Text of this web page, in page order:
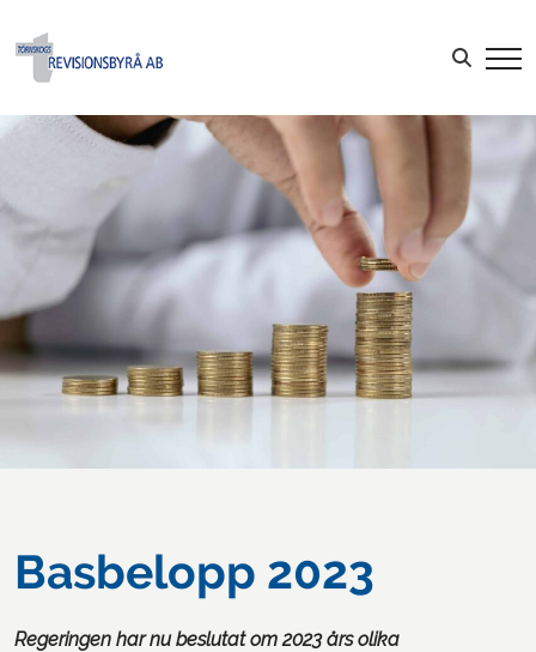
LOGGA IN Sök efter:
Basbelopp 2023
Regeringen har nu beslutat om 2023 års olika